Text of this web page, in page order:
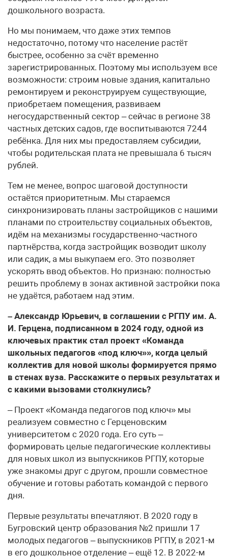
дошкольного возраста.
Но мы понимаем, что даже этих темпов
недостаточно, потому что население растёт
быстрее, особенно за счёт временно
зарегистрированных. Поэтому мы используем все
возможности: строим новые здания, капитально
ремонтируем и реконструируем существующие,
приобретаем помещения, развиваем
негосударственный сектор – сейчас в регионе 38
частных детских садов, где воспитываются 7244
ребёнка. Для них мы предоставляем субсидии,
чтобы родительская плата не превышала 6 тысяч
рублей.
Тем не менее, вопрос шаговой доступности
остаётся приоритетным. Мы стараемся
синхронизировать планы застройщиков с нашими
планами по строительству социальных объектов,
идём на механизмы государственно-частного
партнёрства, когда застройщик возводит школу
или садик, а мы выкупаем его. Это позволяет
ускорять ввод объектов. Но признаю: полностью
решить проблему в зонах активной застройки пока
не удаётся, работаем над этим.
– Александр Юрьевич, в соглашении с РГПУ им. А.
И. Герцена, подписанном в 2024 году, одной из
ключевых практик стал проект «Команда
школьных педагогов «под ключ»», когда целый
коллектив для новой школы формируется прямо
в стенах вуза. Расскажите о первых результатах и
с какими вызовами столкнулись?
– Проект «Команда педагогов под ключ» мы
реализуем совместно с Герценовским
университетом с 2020 года. Его суть –
формировать целые педагогические коллективы
для новых школ из выпускников РГПУ, которые
уже знакомы друг с другом, прошли совместное
обучение и готовы работать командой с первого
дня.
Первые результаты впечатляют. В 2020 году в
Бугровский центр образования №2 пришли 17
молодых педагогов – выпускников РГПУ, в 2021-м
в его дошкольное отделение – ещё 12. В 2022-м